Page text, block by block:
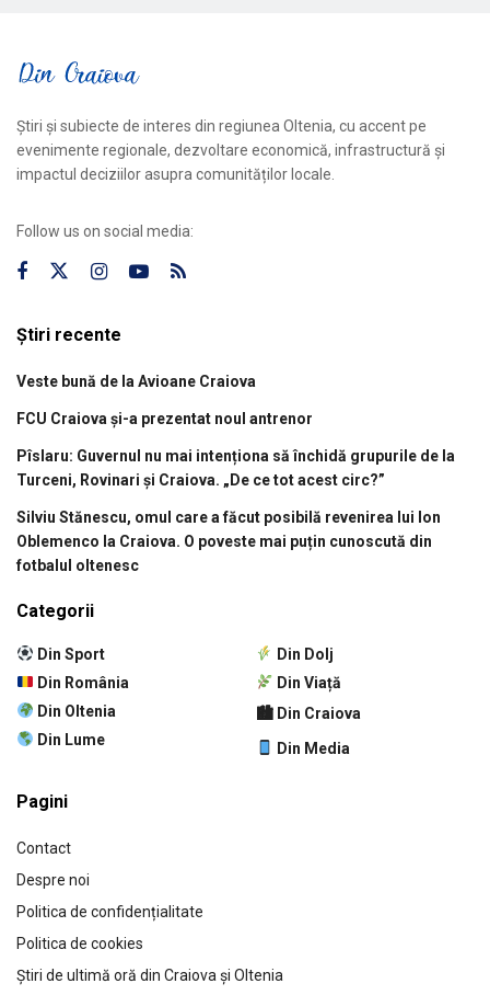
Știri și subiecte de interes din regiunea Oltenia, cu accent pe
evenimente regionale, dezvoltare economică, infrastructură și
impactul deciziilor asupra comunităților locale.
Follow us on social media:
Știri recente
Veste bună de la Avioane Craiova
FCU Craiova și-a prezentat noul antrenor
Pîslaru: Guvernul nu mai intenționa să închidă grupurile de la
Turceni, Rovinari și Craiova. „De ce tot acest circ?”
Silviu Stănescu, omul care a făcut posibilă revenirea lui Ion
Oblemenco la Craiova. O poveste mai puțin cunoscută din
fotbalul oltenesc
Categorii
Din Sport
Din România
Din Oltenia
Din Lume
Din Dolj
Din Viață
🏙 Din Craiova
Din Media
Pagini
Contact
Despre noi
Politica de confidențialitate
Politica de cookies
Știri de ultimă oră din Craiova și Oltenia